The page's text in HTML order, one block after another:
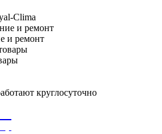
Clima
и ремонт
круглосуточно